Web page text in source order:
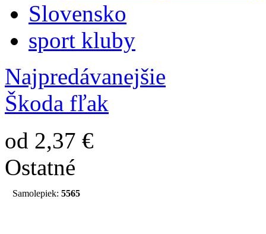
Slovensko
sport kluby
Najpredávanejšie
Škoda fľak
od 2,37 €
Ostatné
Samolepiek: 5565